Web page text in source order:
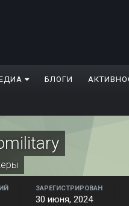
БЛОГИ
ЗАРЕГИСТРИРОВАН
30 июня, 2024